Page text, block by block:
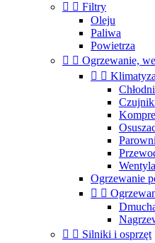
  Filtry
Oleju
Paliwa
Powietrza
  Ogrzewanie,
 
Ogrzewanie
 
  Silniki i osprzęt